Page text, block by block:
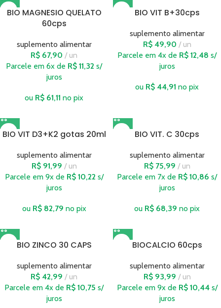
BIO MAGNESIO QUELATO
60cps
suplemento alimentar
R$ 67,90
un
Parcele em 6x de R$ 11,32 s/
juros
ou R$ 61,11 no pix
BIO VIT B+30cps
suplemento alimentar
R$49,90
un
Parcele em 4x de R$ 12,48 s/
juros
ou R$ 44,91 no pix
BIO VIT D3+K2 gotas 20ml
suplemento alimentar
R$91,99
un
Parcele em 9x de R$10,22 s/
juros
ou R$82,79 no pix
BIO VIT. C 30cps
suplemento alimentar
R$75,99
un
Parcele em 7x de R$ 10,86 s/
juros
ou R$ 68,39 no pix
BIO ZINCO 30 CAPS
suplemento alimentar
R$ 42,99
un
Parcele em 4x de R$ 10,75 s/
juros
BIOCALCIO 60cps
suplemento alimentar
R$93,99
un
Parcele em 9x de R$10,44 s/
juros